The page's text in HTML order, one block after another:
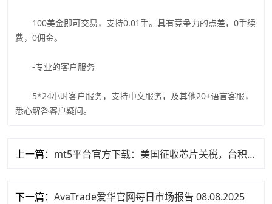
100美金即可交易，支持0.01手。具有竞争力的点差，0手续
费，0佣金。
-专业的客户服务
5*24小时客户服务，支持中文服务，及其他20+语言客服，
悉心解答客户疑问。
上一篇： mt5平台官方下载：美国征收芯片关税，台积电英伟达收红。
下一篇： AvaTrade爱华官网每日市场报告 08.08.2025